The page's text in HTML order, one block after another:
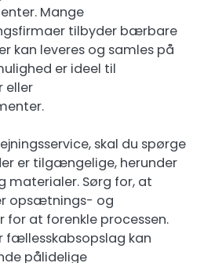
Mange
tilbyder bærbare
kan leveres og samles på
er ideel til
eller
skal du spørge
er tilgængelige, herunder
materialer. Sørg for, at
opsætnings- og
for at forenkle processen.
fællesskabsopslag kan
pålidelige